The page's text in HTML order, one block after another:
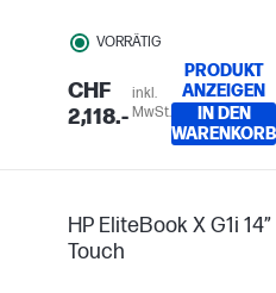
VORRÄTIG
CHF
2,118.-
inkl.
MwSt.
PRODUKT
ANZEIGEN
IN DEN
WARENKORB
HP EliteBook X G1i 14”
Touch